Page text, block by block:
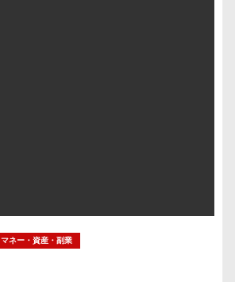
マネー・資産・副業